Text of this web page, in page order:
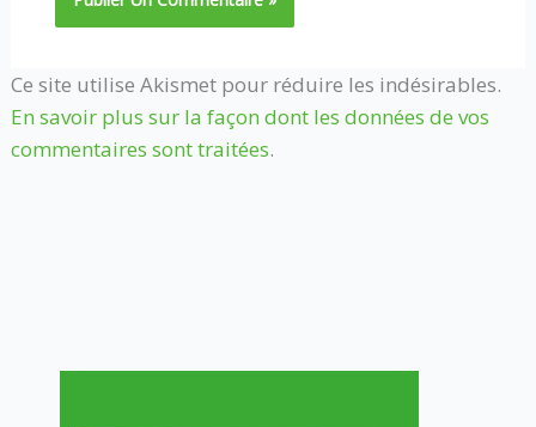
Ce site utilise Akismet pour réduire les indésirables.
En savoir plus sur la façon dont les données de vos
commentaires sont traitées.